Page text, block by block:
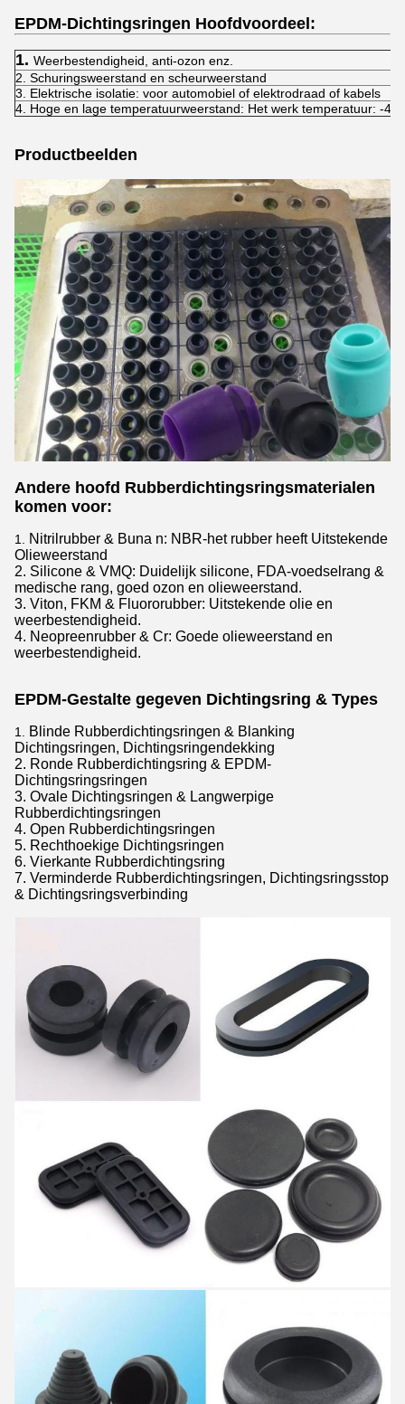
EPDM-Dichtingsringen Hoofdvoordeel:
1. Weerbestendigheid, anti-ozon enz.
2. Schuringsweerstand en scheurweerstand
3. Elektrische isolatie: voor automobiel of elektrodraad of kabels
4. Hoge en lage temperatuurweerstand: Het werk temperatuur: -
Productbeelden
Andere hoofd Rubberdichtingsringsmaterialen
komen voor:
1.
Nitrilrubber & Buna n: NBR-het rubber heeft Uitstekende
Olieweerstand
2. Silicone & VMQ: Duidelijk silicone, FDA-voedselrang &
medische rang, goed ozon en olieweerstand.
3. Viton, FKM & Fluororubber: Uitstekende olie en
weerbestendigheid.
4. Neopreenrubber & Cr: Goede olieweerstand en
weerbestendigheid.
EPDM-Gestalte gegeven Dichtingsring & Types
1.
Blinde Rubberdichtingsringen & Blanking
Dichtingsringen, Dichtingsringendekking
2. Ronde Rubberdichtingsring & EPDM-
Dichtingsringsringen
3. Ovale Dichtingsringen & Langwerpige
Rubberdichtingsringen
4. Open Rubberdichtingsringen
5. Rechthoekige Dichtingsringen
6. Vierkante Rubberdichtingsring
7. Verminderde Rubberdichtingsringen, Dichtingsringsstop
& Dichtingsringsverbinding